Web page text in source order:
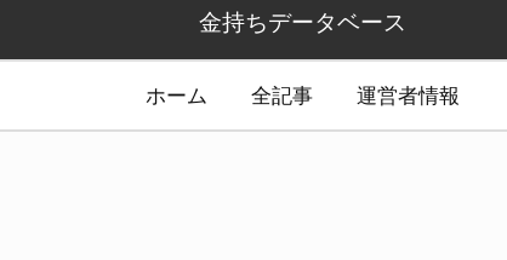
金持ちデータベース
ホーム 全記事 運営者情報